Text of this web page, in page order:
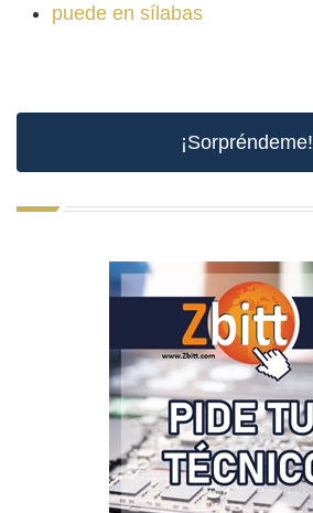
puede en sílabas
¡Sorpréndeme!